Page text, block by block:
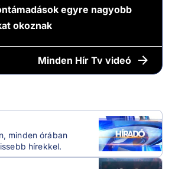
egyre nagyobb
okoznak
Minden Hír Tv videó
minden órában
hírekkel.